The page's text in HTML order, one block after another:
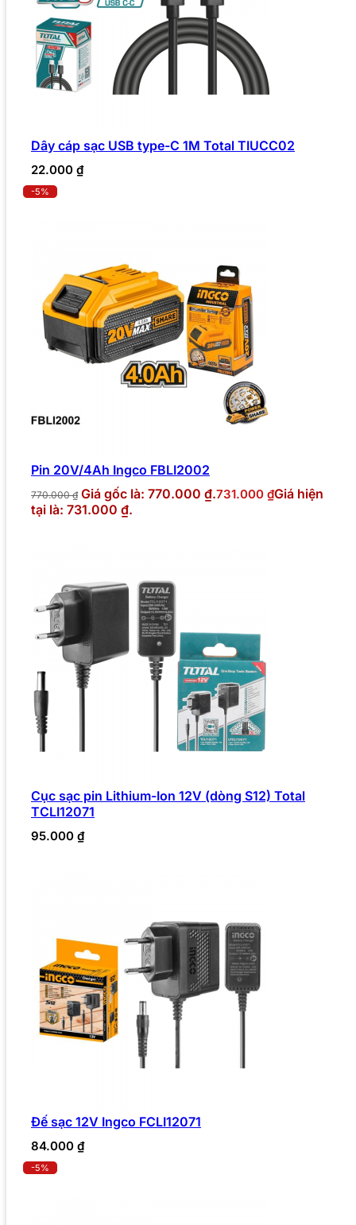
Dây cáp sạc USB type-C 1M Total TIUCC02
22.000 ₫
-5%
Pin 20V/4Ah Ingco FBLI2002
770.000₫ Giá gốc là: 770.000 ₫.731.000 ₫Giá hiện
tại là: 731.000 ₫.
Cục sạc pin Lithium-Ion 12V (dòng S12) Total
TCLI12071
95.000 ₫
Đế sạc 12V Ingco FCLI12071
84.000 ₫
-5%